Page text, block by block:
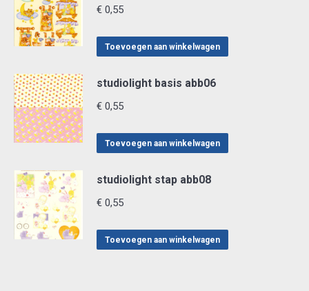
€ 0,55
Toevoegen aan winkelwagen
studiolight basis abb06
€ 0,55
Toevoegen aan winkelwagen
studiolight stap abb08
€ 0,55
Toevoegen aan winkelwagen